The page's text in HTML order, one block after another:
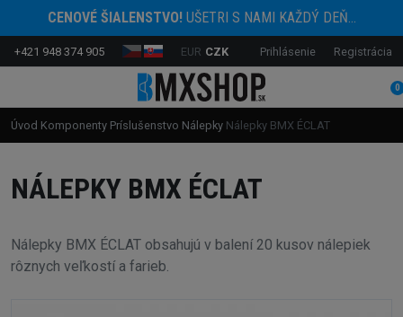
CENOVÉ ŠIALENSTVO!UŠETRI S NAMI KAŽDÝ DEŇ...
+421 948 374 905 EUR CZK Prihlásenie Registrácia
0
Úvod Komponenty Príslušenstvo Nálepky Nálepky BMX ÉCLAT
NÁLEPKY BMX ÉCLAT
Nálepky BMX ÉCLAT obsahujú v balení 20 kusov nálepiek
rôznych veľkostí a farieb.